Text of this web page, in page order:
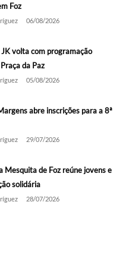
Foz
06/08/2026
JK volta com programação
da Paz
05/08/2026
abre inscrições para a 8ª
29/07/2026
Mesquita de Foz reúne jovens e
solidária
28/07/2026